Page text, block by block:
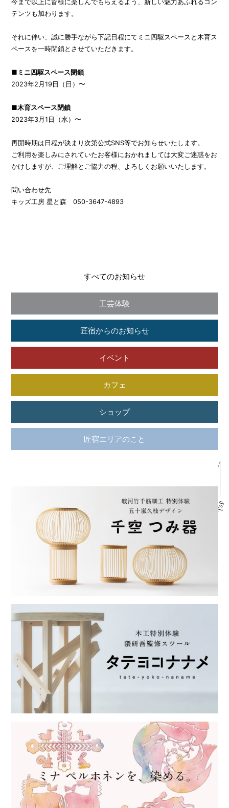
今まで以上に皆様に楽しんでもらえるよう、新しい魅力あふれるコン
テンツも加わります。
それに伴い、誠に勝手ながら下記日程にてミニ四駆スペースと木育ス
ペースを一時閉鎖とさせていただきます。
■ミニ四駆スペース閉鎖
2023年2月19日（日）〜
■木育スペース閉鎖
2023年3月1日（水）〜
再開時期は日程が決まり次第公式SNS等でお知らせいたします。
ご利用を楽しみにされていたお客様におかれましては大変ご迷惑をお
かけしますが、ご理解とご協力の程、よろしくお願いいたします。
問い合わせ先
キッズ工房 星と森 050-3647-4893
すべてのお知らせ
工芸体験
匠宿からのお知らせ
イベント
カフェ
ショップ
匠宿エリアのこと